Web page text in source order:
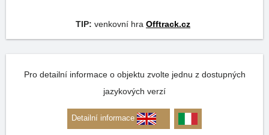
TIP: venkovní hra Offtrack.cz
Pro detailní informace o objektu zvolte jednu z dostupných
jazykových verzí
Detailní informace